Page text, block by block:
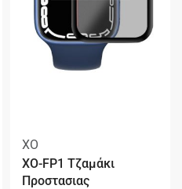
XO
XO-FP1 Τζαμάκι
Προστασιας